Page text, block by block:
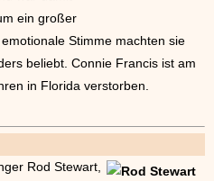
ein großer
Stimme machten sie
beliebt. Connie Francis ist am
in Florida verstorben.
Rod Stewart,